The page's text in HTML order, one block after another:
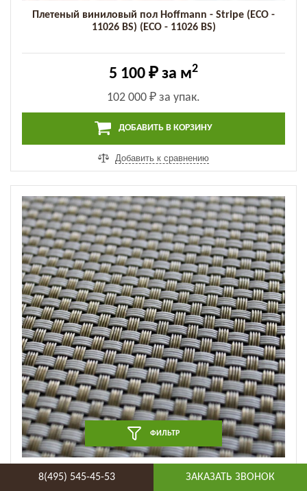
Плетеный виниловый пол Hoffmann - Stripe (ECO -
11026 BS) (ECO - 11026 BS)
5 100 ₽ за м2
102 000 ₽ за упак.
ДОБАВИТЬ В КОРЗИНУ
Добавить к сравнению
Плетеный виниловый пол Hoffmann - Simple (ECO -
ФИЛЬТР
8(495) 545-45-53 ЗАКАЗАТЬ ЗВОНОК